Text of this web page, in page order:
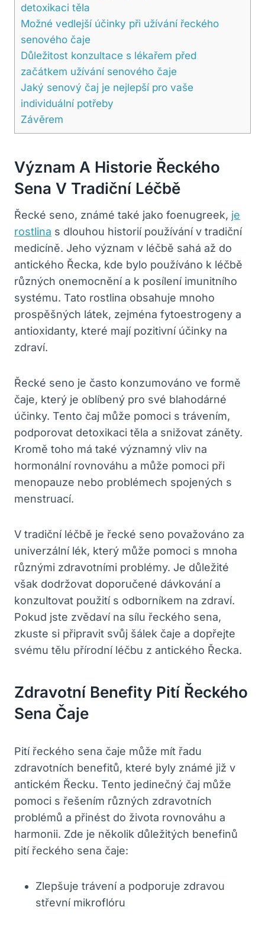
detoxikaci těla
Možné vedlejší účinky při užívání řeckého
senového čaje
Důležitost konzultace s lékařem před
začátkem užívání senového čaje
Jaký senový čaj je nejlepší pro vaše
individuální potřeby
Závěrem
Význam A Historie Řeckého
Sena V Tradiční Léčbě
Řecké seno, známé také jako foenugreek, je
rostlina s dlouhou historií používání v tradiční
medicíně. Jeho význam v léčbě sahá až do
antického Řecka, kde bylo používáno k léčbě
různých onemocnění a k posílení imunitního
systému. Tato rostlina obsahuje mnoho
prospěšných látek, zejména fytoestrogeny a
antioxidanty, které mají pozitivní účinky na
zdraví.
Řecké seno je často konzumováno ve formě
čaje, který je oblíbený pro své blahodárné
účinky. Tento čaj může pomoci s trávením,
podporovat detoxikaci těla a snižovat záněty.
Kromě toho má také významný vliv na
hormonální rovnováhu a může pomoci při
menopauze nebo problémech spojených s
menstruací.
V tradiční léčbě je řecké seno považováno za
univerzální lék, který může pomoci s mnoha
různými zdravotními problémy. Je důležité
však dodržovat doporučené dávkování a
konzultovat použití s odborníkem na zdraví.
Pokud jste zvědaví na sílu řeckého sena,
zkuste si připravit svůj šálek čaje a dopřejte
svému tělu přírodní léčbu z antického Řecka.
Zdravotní Benefity Pití Řeckého
Sena Čaje
Pití řeckého sena čaje může mít řadu
zdravotních benefitů, které byly známé již v
antickém Řecku. Tento jedinečný čaj může
pomoci s řešením různých zdravotních
problémů a přinést do života rovnováhu a
harmonii. Zde je několik důležitých benefinů
pití řeckého sena čaje:
Zlepšuje trávení a podporuje zdravou
střevní mikroflóru